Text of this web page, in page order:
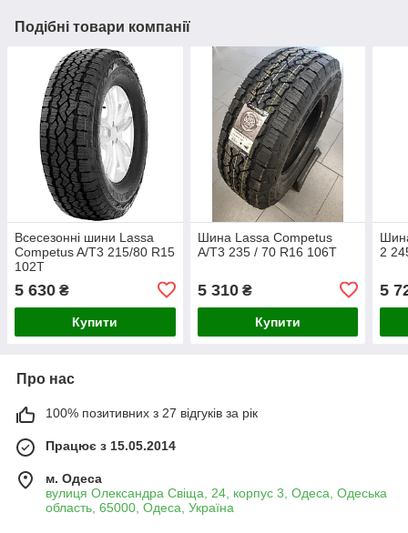
Подібні товари компанії
Всесезонні шини Lassa
Competus A/T3 215/80 R15
102T
5 630 ₴
Купити
Шина Lassa Competus
A/T3 235 / 70 R16 106T
5 310₴
Купити
2
5
Про нас
100% позитивних з 27 відгуків за рік
Працює з 15.05.2014
м. Одеса
вулиця Олександра Свіща, 24, корпус 3, Одеса, Одеська
область, 65000, Одеса, Україна